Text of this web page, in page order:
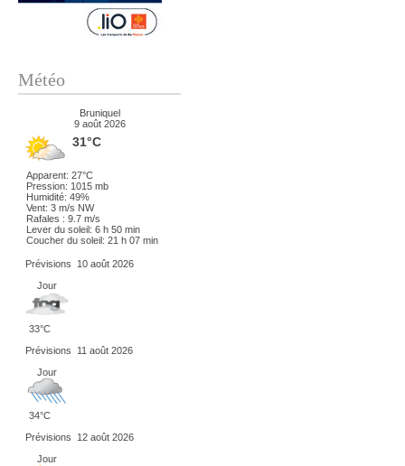
Météo
Bruniquel
9 août 2026
31°C
Apparent: 27°C
Pression: 1015 mb
Humidité: 49%
Vent: 3 m/s NW
Rafales : 9.7 m/s
Lever du soleil: 6 h 50 min
Coucher du soleil: 21 h 07 min
Prévisions
10 août 2026
Jour
33°C
Prévisions
11 août 2026
Jour
34°C
Prévisions
12 août 2026
Jour